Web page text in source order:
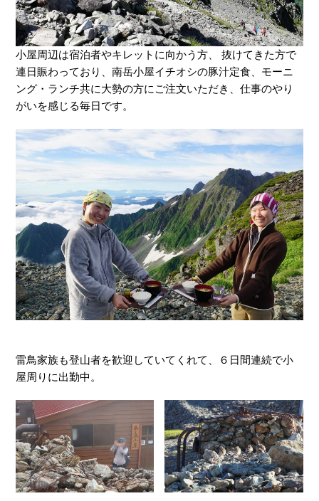
小屋周辺は宿泊者やキレットに向かう方、 抜けてきた方で
連日賑わっており、南岳小屋イチオシの豚汁定食、モーニ
ング・ランチ共に大勢の方にご注文いただき、仕事のやり
がいを感じる毎日です。
雷鳥家族も登山者を歓迎していてくれて、６日間連続で小
屋周りに出勤中。